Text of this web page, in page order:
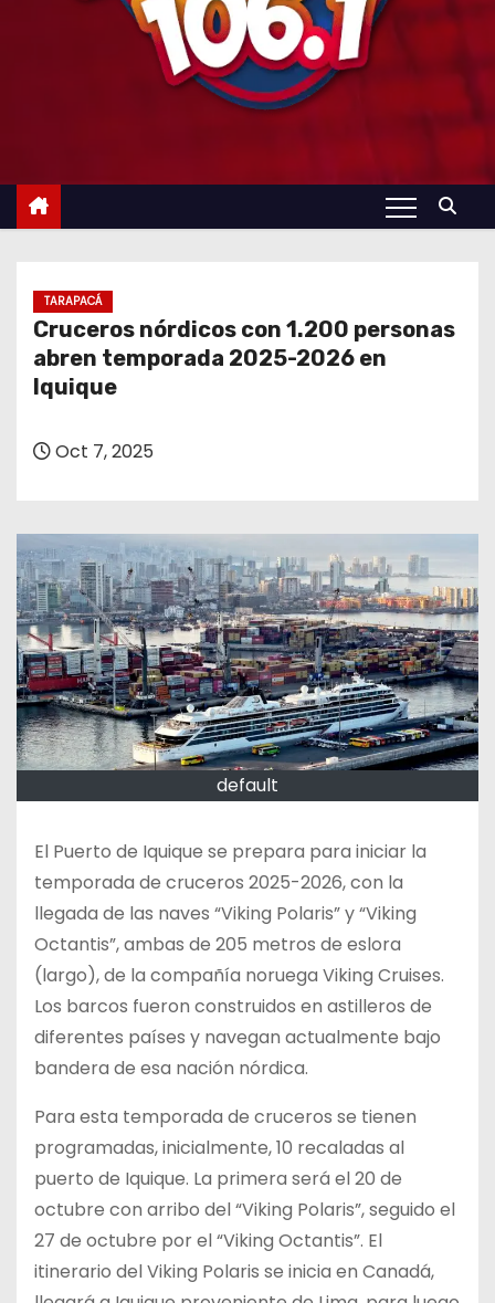
TARAPACÁ
Cruceros nórdicos con 1.200 personas
abren temporada 2025-2026 en
Iquique
Oct 7, 2025
default
El Puerto de Iquique se prepara para iniciar la
temporada de cruceros 2025-2026, con la
llegada de las naves “Viking Polaris” y “Viking
Octantis”, ambas de 205 metros de eslora
(largo), de la compañía noruega Viking Cruises.
Los barcos fueron construidos en astilleros de
diferentes países y navegan actualmente bajo
bandera de esa nación nórdica.
Para esta temporada de cruceros se tienen
programadas, inicialmente, 10 recaladas al
puerto de Iquique. La primera será el 20 de
octubre con arribo del “Viking Polaris”, seguido el
27 de octubre por el “Viking Octantis”. El
itinerario del Viking Polaris se inicia en Canadá,